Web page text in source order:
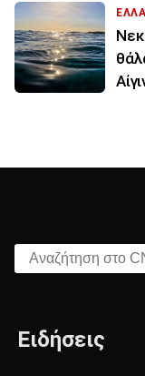
Αναζήτηση στο
Ειδήσεις